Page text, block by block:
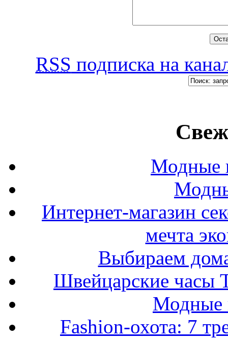
RSS подписка на
Модные
Интернет-магазин
мечта
Выбираем
Швейцарские часы
Модные
Fashion-охота: 7